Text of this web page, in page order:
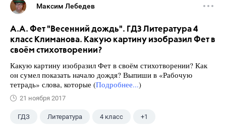
Максим Лебедев
А.А. Фет "Весенний дождь". ГДЗ Литература 4
класс Климанова. Какую картину изобразил Фет в
своём стихотворении?
Какую картину изобразил Фет в своём стихотворении? Как
он сумел показать начало дождя? Выпиши в «Рабочую
тетрадь» слова, которые (Подробнее...)
21 ноября 2017
ГДЗ Литература 4 класс +1